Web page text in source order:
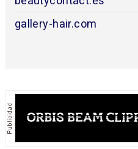
gallery-hair.com